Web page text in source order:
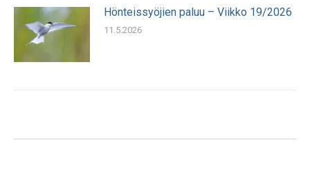
Hönteissyöjien paluu – Viikko 19/2026
11.5.2026